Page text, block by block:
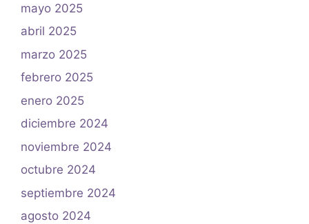
mayo 2025
abril 2025
marzo 2025
febrero 2025
enero 2025
diciembre 2024
noviembre 2024
octubre 2024
septiembre 2024
agosto 2024